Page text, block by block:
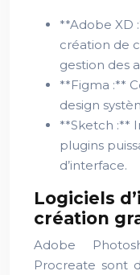
**Adobe XD
création de
gestion des
**Figma :**
design
**Sketch :**
plugins
d’interface.
Logiciels
création
Adobe
Procreate sont